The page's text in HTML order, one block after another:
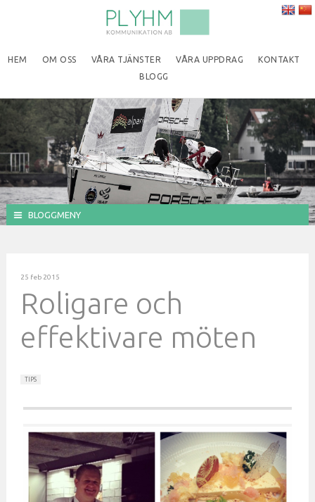
HEM OM OSS VÅRA TJÄNSTER VÅRA UPPDRAG
KONTAKT
BLOGG
BLOGGMENY
25 feb 2015
Roligare och
effektivare möten
TIPS